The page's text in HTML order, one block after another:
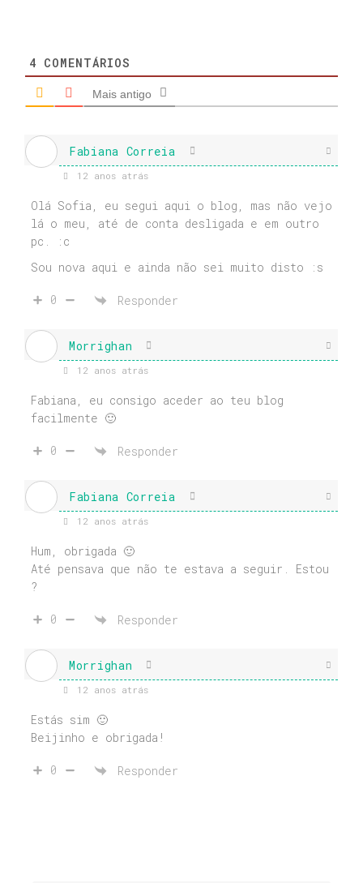
4 COMENTÁRIOS
Mais antigo
Fabiana Correia
12 anos atrás
Olá Sofia, eu segui aqui o blog, mas não vejo
lá o meu, até de conta desligada e em outro
pc. :c
Sou nova aqui e ainda não sei muito disto :s
0 Responder
Morrighan
12 anos atrás
Fabiana, eu consigo aceder ao teu blog
facilmente 🙂
0 Responder
Fabiana Correia
12 anos atrás
Hum, obrigada 🙂
Até pensava que não te estava a seguir. Estou
?
0 Responder
Morrighan
12 anos atrás
Estás sim 🙂
Beijinho e obrigada!
0 Responder